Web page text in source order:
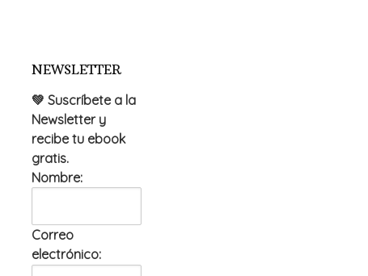
NEWSLETTER
💚 Suscríbete a la
Newsletter y
recibe tu ebook
gratis.
Nombre:
Correo
electrónico: